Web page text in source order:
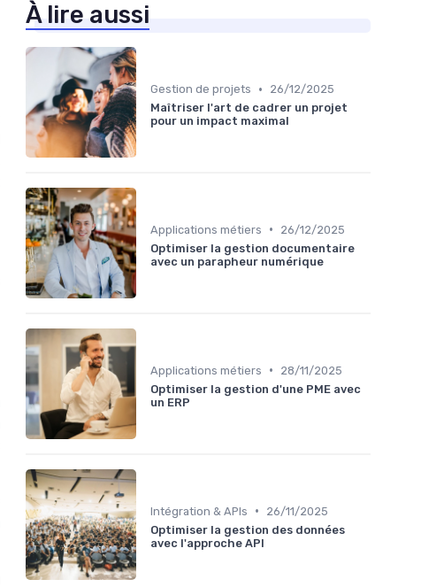
À lire aussi
Gestion de projets •
26/12/2025
Maîtriser l'art de cadrer un projet
pour un impact maximal
Applications métiers •
26/12/2025
Optimiser la gestion documentaire
avec un parapheur numérique
Applications métiers •
28/11/2025
Optimiser la gestion d'une PME avec
un ERP
Intégration & APIs •
26/11/2025
Optimiser la gestion des données
avec l'approche API